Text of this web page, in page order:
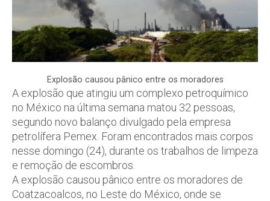
Explosão causou pânico entre os moradores
A explosão que atingiu um complexo petroquímico
no México na última semana matou 32 pessoas,
segundo novo balanço divulgado pela empresa
petrolífera Pemex. Foram encontrados mais corpos
nesse domingo (24), durante os trabalhos de limpeza
e remoção de escombros.
A explosão causou pânico entre os moradores de
Coatzacoalcos, no Leste do México, onde se